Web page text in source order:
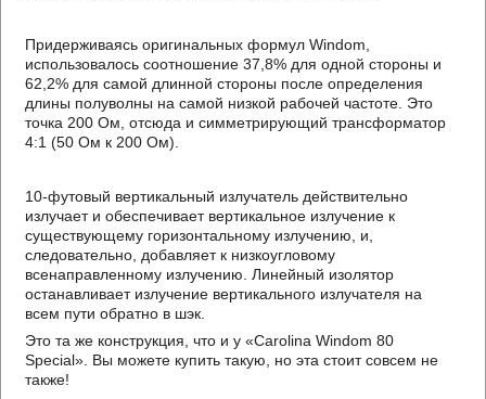
Придерживаясь оригинальных формул Windom,
использовалось соотношение 37,8% для одной стороны и
62,2% для самой длинной стороны после определения
длины полуволны на самой низкой рабочей частоте. Это
точка 200 Ом, отсюда и симметрирующий трансформатор
4:1 (50 Ом к 200 Ом).
10-футовый вертикальный излучатель действительно
излучает и обеспечивает вертикальное излучение к
существующему горизонтальному излучению, и,
следовательно, добавляет к низкоугловому
всенаправленному излучению. Линейный изолятор
останавливает излучение вертикального излучателя на
всем пути обратно в шэк.
Это та же конструкция, что и у «Carolina Windom 80
Special». Вы можете купить такую, но эта стоит совсем не
также!